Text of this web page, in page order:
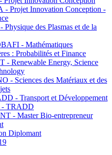
- Projet Innovation Conception -
Physique des Plasmas et de la
- Mathématiques
: Probabilités et Finance
- Renewable Energy, Science
- Sciences des Matériaux et des
- Transport et Développement
- TRADD
- Master Bio-entrepreneur
Diplomant